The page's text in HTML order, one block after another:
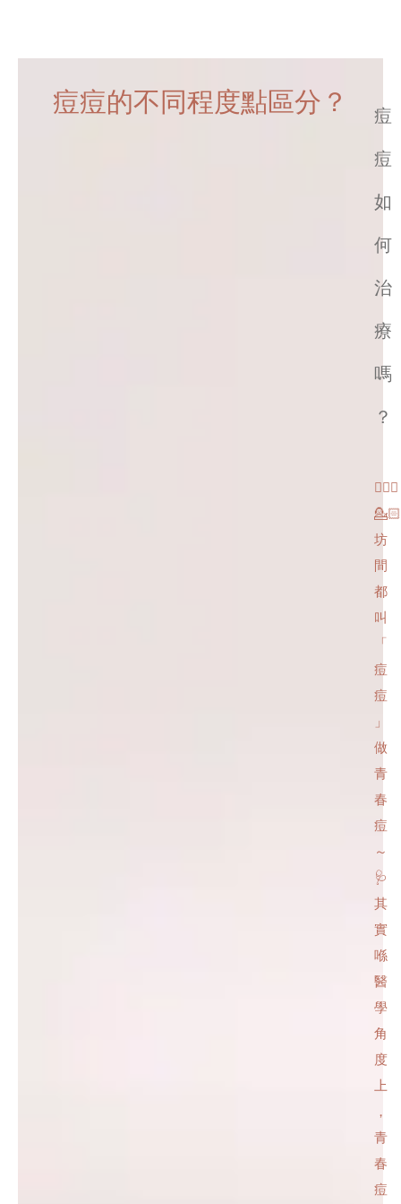
痘痘的不同程度點區分？
痘
痘
如
何
治
療
嗎
？
💁🏻‍♀️
💁🏻
坊
間
都
叫
「
痘
痘
」
做
青
春
痘
～
🩺
其
實
喺
醫
學
角
度
上
，
青
春
痘